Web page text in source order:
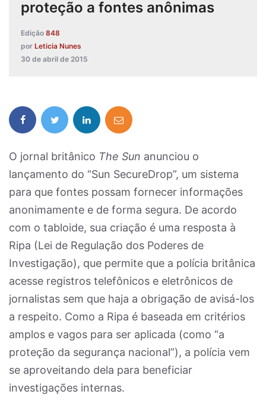
proteção a fontes anônimas
Edição 848
por Leticia Nunes
30 de abril de 2015
O jornal britânico The Sun anunciou o
lançamento do “Sun SecureDrop”, um sistema
para que fontes possam fornecer informações
anonimamente e de forma segura. De acordo
com o tabloide, sua criação é uma resposta à
Ripa (Lei de Regulação dos Poderes de
Investigação), que permite que a polícia britânica
acesse registros telefônicos e eletrônicos de
jornalistas sem que haja a obrigação de avisá-los
a respeito. Como a Ripa é baseada em critérios
amplos e vagos para ser aplicada (como “a
proteção da segurança nacional”), a polícia vem
se aproveitando dela para beneficiar
investigações internas.